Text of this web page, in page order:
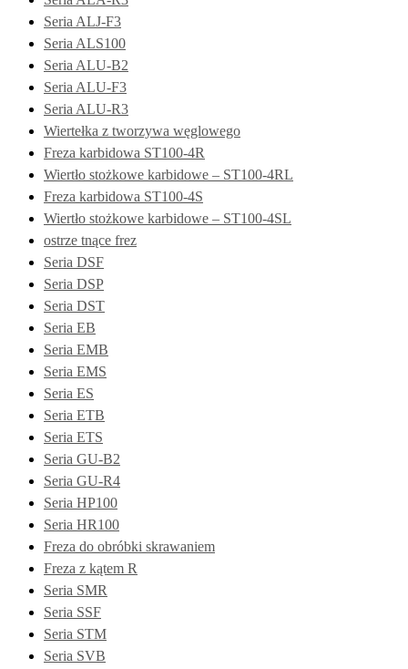
Seria ALJ-F3
Seria ALS100
Seria ALU-B2
Seria ALU-F3
Seria ALU-R3
Wiertełka z tworzywa węglowego
Freza karbidowa ST100-4R
Wiertło stożkowe karbidowe – ST100-4RL
Freza karbidowa ST100-4S
Wiertło stożkowe karbidowe – ST100-4SL
ostrze tnące frez
Seria DSF
Seria DSP
Seria DST
Seria EB
Seria EMB
Seria EMS
Seria ES
Seria ETB
Seria ETS
Seria GU-B2
Seria GU-R4
Seria HP100
Seria HR100
Freza do obróbki skrawaniem
Freza z kątem R
Seria SMR
Seria SSF
Seria STM
Seria SVB